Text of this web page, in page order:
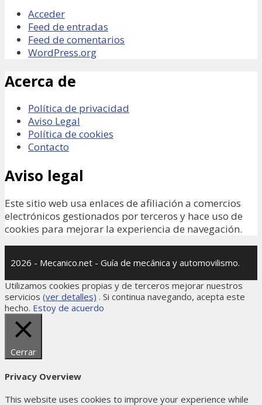
Acceder
Feed de entradas
Feed de comentarios
WordPress.org
Acerca de
Política de privacidad
Aviso Legal
Política de cookies
Contacto
Aviso legal
Este sitio web usa enlaces de afiliación a comercios
electrónicos gestionados por terceros y hace uso de
cookies para mejorar la experiencia de navegación.
2026 - Mecanico.net - Guía de mecánica y automovilismo.
Utilizamos cookies propias y de terceros mejorar nuestros
servicios (ver detalles) . Si continua navegando, acepta este
hecho. Estoy de acuerdo
Cerrar
Privacy Overview
This website uses cookies to improve your experience while